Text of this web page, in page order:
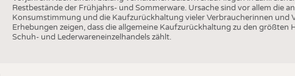
Restbestände der Frühjahrs- und Sommerware. Ursache sind vor allem die
Konsumstimmung und die Kaufzurückhaltung vieler Verbraucherinnen und
Erhebungen zeigen, dass die allgemeine Kaufzurückhaltung zu den größten
Schuh- und Lederwareneinzelhandels zählt.